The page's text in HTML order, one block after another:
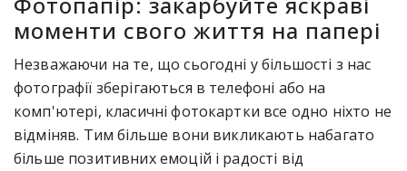
моменти свого життя на папері
Незважаючи на те, що сьогодні у більшості з нас
фотографії зберігаються в телефоні або на
комп'ютері, класичні фотокартки все одно ніхто не
відміняв. Тим більше вони викликають набагато
більше позитивних емоцій і радості від